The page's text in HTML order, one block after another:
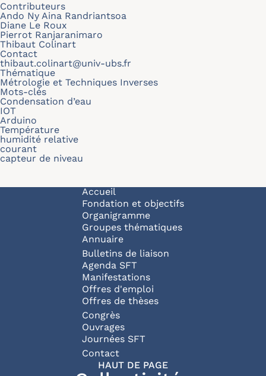
Contributeurs
Ando Ny Aina Randriantsoa
Diane Le Roux
Pierrot Ranjaranimaro
Thibaut Colinart
Contact
thibaut.colinart@univ-ubs.fr
Thématique
Métrologie et Techniques Inverses
Mots-clés
Condensation d’eau
IOT
Arduino
Température
humidité relative
courant
capteur de niveau
Navigation principale
Accueil
Fondation et objectifs
Organigramme
Groupes thématiques
Annuaire
Bulletins de liaison
Agenda SFT
Manifestations
Offres d'emploi
Offres de thèses
Congrès
Ouvrages
Journées SFT
Pied de page
Contact
HAUT DE PAGE